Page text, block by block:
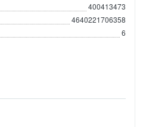
400413473
4640221706358
6